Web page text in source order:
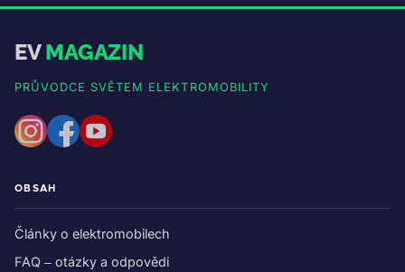
EVMAGAZIN
PRŮVODCE SVĚTEM ELEKTROMOBILITY
OBSAH
Články o elektromobilech
FAQ – otázky a odpovědi